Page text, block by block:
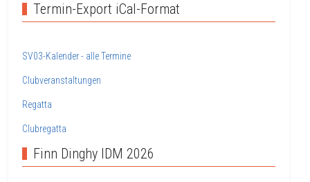
Termin-Export iCal-Format
SV03-Kalender - alle Termine
Clubveranstaltungen
Regatta
Clubregatta
Finn Dinghy IDM 2026